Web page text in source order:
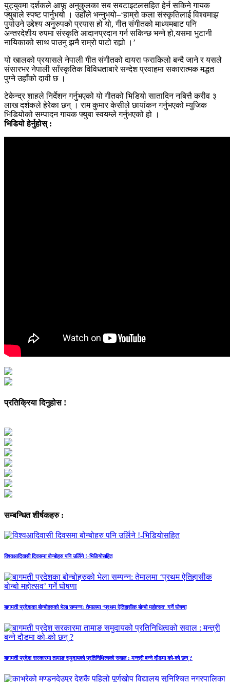
युट्युवमा दर्शकले आफू अनुकुलका सब सबटाइटलसहित हेर्न सकिने गायक
फ्युबाले स्पष्ट पार्नुभयो । उहाँले भन्नुभयो–‘हाम्रो कला संस्कृतिलाई विश्वमाझ
पुर्याउने उद्देश्य अनुरुपको प्रयास हो यो, गीत संगीतको माध्यमबाट पनि
अन्तरदेशीय रुपमा संस्कृति आदानप्रदान गर्न सकिन्छ भन्ने हो,यसमा भुटानी
नायिकाको साथ पाउनु झनै राम्रो पाटो रह्यो ।’
यो खालको प्रयासले नेपाली गीत संगीतको दायरा फराकिलो बन्दै जाने र यसले
संसारभर नेपाली साँस्कृतिक विविधताबारे सन्देश प्रवाहमा सकारात्मक मद्धत
पुग्ने उहाँको दावी छ ।
टेकेन्द्र शाहले निर्देशन गर्नुभएको यो गीतको भिडियो सातादिन नबित्तै करीव ३
लाख दर्शकले हेरेका छन् । राम कुमार केसीले छायांकन गर्नुभएको म्युजिक
भिडियोको सम्पादन गायक फ्युबा स्वयम्ले गर्नुभएको हो ।
भिडियो हेर्नुहोस् :
प्रतिक्रिया दिनुहोस !
सम्बन्धित शीर्षकहरु :
विश्वआदिवासी दिवसमा बोन्बोहरु पनि उर्लिने !-भिडियोसहित
बागमती प्रदेशका बोन्बोहरुको भेला सम्पन्न: तेमालमा ‘प्रथम ऐतिहासीक बोन्बो महोत्सव’ गर्ने घोषणा
बागमती प्रदेश सरकारमा तामाङ समुदायको प्रतिनिधित्वको सवाल : मन्त्री बन्ने दौडमा को‐को छन् ?